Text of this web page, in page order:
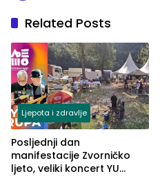
Related Posts
Ljepota i zdravlje
Posljednji dan
manifestacije Zvorničko
ljeto, veliki koncert YU